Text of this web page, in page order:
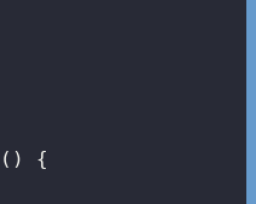
()
{